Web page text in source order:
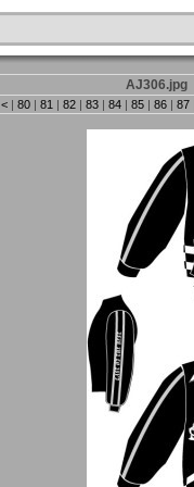
AJ306.jpg
< | 80| 81 | 82| 83| 84| 85| 86| 87